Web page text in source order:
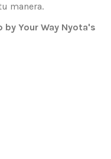
manera.
by Your Way Nyota's